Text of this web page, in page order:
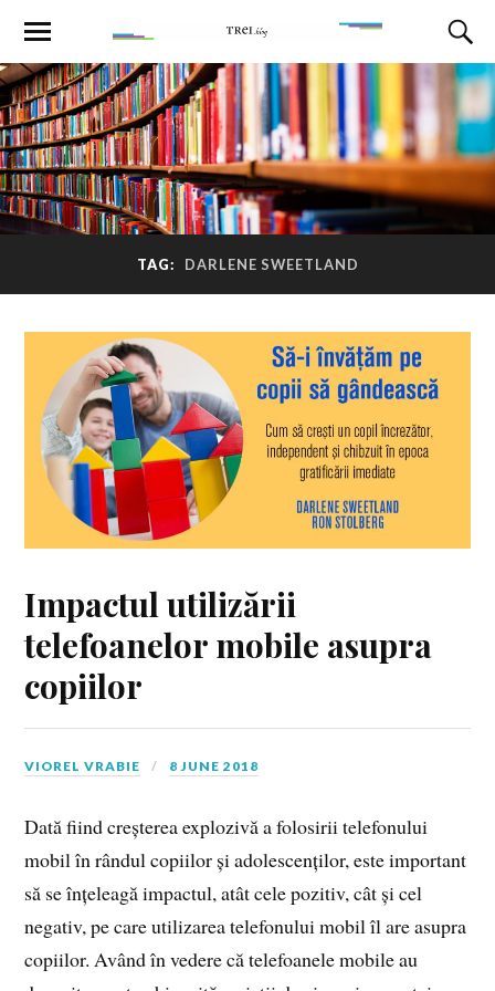
TAG: DARLENE SWEETLAND
Impactul utilizării
telefoanelor mobile asupra
copiilor
VIOREL VRABIE 8 JUNE 2018
Dată fiind creșterea explozivă a folosirii telefonului
mobil în rândul copiilor și adolescenților, este important
să se înțeleagă impactul, atât cele pozitiv, cât și cel
negativ, pe care utilizarea telefonului mobil îl are asupra
copiilor. Având în vedere că telefoanele mobile au